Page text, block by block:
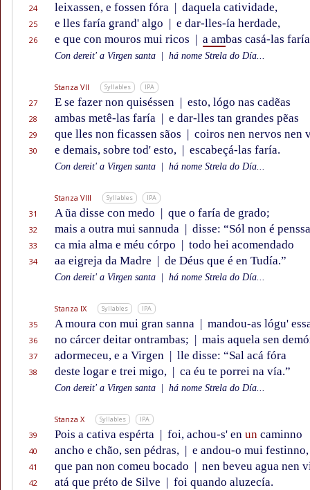
24 leixassen, e fossen fóra | daquela catividade,
25 e lles faría grand' algo | e dar-lles-ía herdade,
26 e que con mouros mui ricos | a ambas casá-las
Con dereit' a Virgen santa há nome Strela do Día...
Stanza VII Syllables IPA
27 E se fazer non quiséssen | esto, lógo nas cadẽas
28 ambas metê-las faría | e dar-lles tan grandes pẽas
29 que lles non ficassen sãos | coiros nen nervos nen
30 e demais, sobre tod' esto, | escabeçá-las faría.
Con dereit' a Virgen santa há nome Strela do Día...
Stanza VIII Syllables IPA
31 A ũa disse con medo | que o faría de grado;
32 mais a outra mui sannuda | disse: “Sól non é
33 ca mia alma e méu córpo | todo hei acomendado
34 aa eigreja da Madre | de Déus que é en Tudía.”
Con dereit' a Virgen santa há nome Strela do Día...
Stanza IX Syllables IPA
35 A moura con mui gran sanna | mandou-as lógu'
36 no cárcer deitar ontrambas; | mais aquela sen
37 adormeceu, e a Virgen | lle disse: “Sal acá fóra
38 deste logar e trei migo, | ca éu te porrei na vía.”
Con dereit' a Virgen santa há nome Strela do Día...
Stanza X Syllables IPA
39 Pois a cativa espérta | foi, achou-s' en un caminno
40 ancho e chão, sen pédras, | e andou-o mui festinno,
41 que pan non comeu bocado | nen beveu agua nen
42 atá que préto de Silve | foi quando aluzecía.